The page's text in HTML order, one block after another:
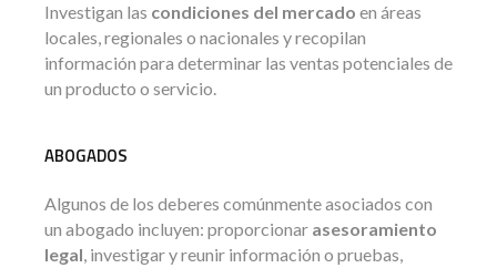
Investigan las condiciones del mercado en áreas
locales, regionales o nacionales y recopilan
información para determinar las ventas potenciales de
un producto o servicio.
ABOGADOS
Algunos de los deberes comúnmente asociados con
un abogado incluyen: proporcionar asesoramiento
legal, investigar y reunir información o pruebas,